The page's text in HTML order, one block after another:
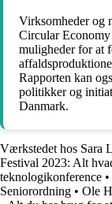
Virksomheder og
Circular
muligheder for at
Rapporten kan
politikker og
Danmark.
Værkstedet hos Sara
Festival 2023: Alt
teknologikonference •
Seniorordning • Ole